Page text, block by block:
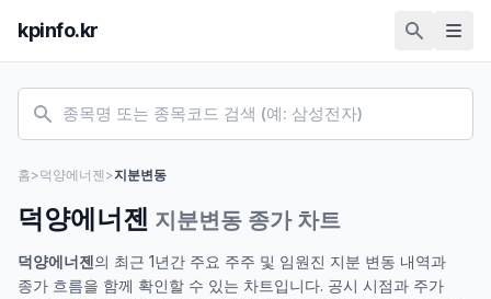
kpinfo.kr
홈>덕양에너젠 >지분변동
덕양에너젠 지분변동 종가 차트
덕양에너젠의 최근 1년간 주요 주주 및 임원진 지분 변동 내역과
종가 흐름을 함께 확인할 수 있는 차트입니다. 공시 시점과 주가